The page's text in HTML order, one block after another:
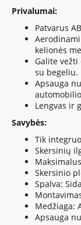
Privalumai:
Patvarus
kelionės
Galite
su begeliu.
Apsauga
Lengvas ir
Savybės:
Tik
Skersinių
Skersinio
Spalva:
Medžiaga:
Apsauga